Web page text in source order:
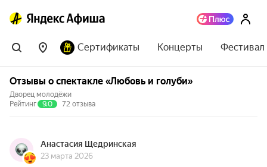
Сертификаты Концерты
Отзывы о спектакле «Любовь и голуби»
Дворец молодёжи
Рейтинг
9.0 72 отзыва
Анастасия Щедринская
23 марта 2026